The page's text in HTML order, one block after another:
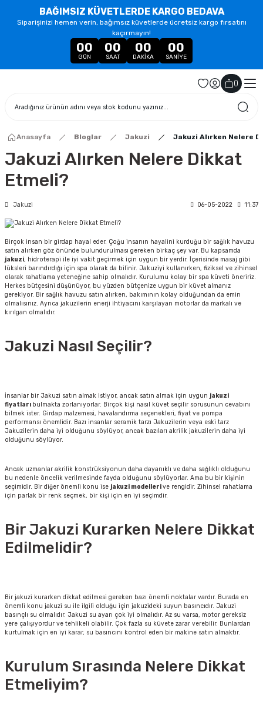
BAĞIMSIZ KÜVETLERDE KARGO BEDAVA
Siparişinizi hemen verin, bağımsız küvetlerde ücretsiz kargo fırsatını
kaçırmayın!
00
GÜN
00
SAAT
00
DAKIKA
00
SANIYE
()
Anasayfa Bloglar Jakuzi Jakuzi Alırken Nelere
Jakuzi Alırken Nelere Dikkat
Etmeli?
Jakuzi 06-05-2022 11:37
Birçok insan bir girdap hayal eder. Çoğu insanın hayalini kurduğu bir sağlık havuzu
satın alırken göz önünde bulundurulması gereken birkaç şey var. Bu kapsamda
jakuzi, hidroterapi ile iyi vakit geçirmek için uygun bir yerdir. İçerisinde masaj gibi
lüksleri barındırdığı için spa olarak da bilinir. Jakuziyi kullanırken, fiziksel ve zihinsel
olarak rahatlama yeteneğine sahip olmalıdır. Kurulumu kolay bir spa küveti öneririz.
Herkes bütçesini düşünüyor, bu yüzden bütçenize uygun bir küvet almanız
gerekiyor. Bir sağlık havuzu satın alırken, bakımının kolay olduğundan da emin
olmalısınız. Ayrıca jakuzilerin enerji ihtiyacını karşılayan motorlar da markalı ve
kırılgan olmalıdır.
Jakuzi Nasıl Seçilir?
İnsanlar bir Jakuzi satın almak istiyor, ancak satın almak için uygun jakuzi
fiyatları bulmakta zorlanıyorlar. Birçok kişi nasıl küvet seçilir sorusunun cevabını
bilmek ister. Girdap malzemesi, havalandırma seçenekleri, fiyat ve pompa
performansı önemlidir. Bazı insanlar seramik tarzı Jakuzilerin veya eski tarz
Jakuzilerin daha iyi olduğunu söylüyor, ancak bazıları akrilik jakuzilerin daha iyi
olduğunu söylüyor.
Ancak uzmanlar akrilik konstrüksiyonun daha dayanıklı ve daha sağlıklı olduğunu
bu nedenle öncelik verilmesinde fayda olduğunu söylüyorlar. Ama bu bir kişinin
seçimidir. Bir diğer önemli konu ise jakuzi modellerive rengidir. Zihinsel rahatlama
için parlak bir renk seçmek, bir kişi için en iyi seçimdir.
Bir Jakuzi Kurarken Nelere Dikkat
Edilmelidir?
Bir jakuzi kurarken dikkat edilmesi gereken bazı önemli noktalar vardır. Burada en
önemli konu jakuzi su ile ilgili olduğu için jakuzideki suyun basıncıdır. Jakuzi
basınçlı su olmalıdır. Jakuzi su ayarı çok iyi olmalıdır. Az su varsa, motor gereksiz
yere çalışıyordur ve tehlikeli olabilir. Çok fazla su küvete zarar verebilir. Bunlardan
kurtulmak için en iyi karar, su basıncını kontrol eden bir makine satın almaktır.
Kurulum Sırasında Nelere Dikkat
Etmeliyim?